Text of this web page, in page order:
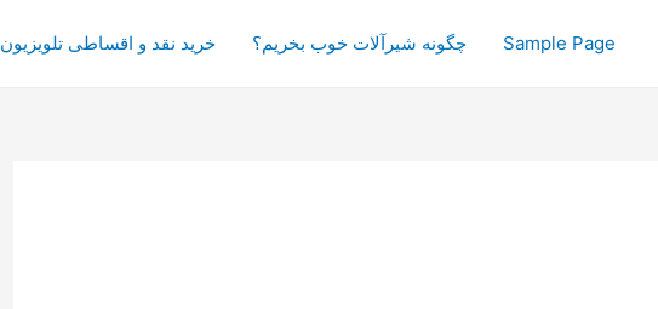
Sample Page چگونه شیرآلات خوب بخریم؟ خرید نقد و اقساطی تلویزیون